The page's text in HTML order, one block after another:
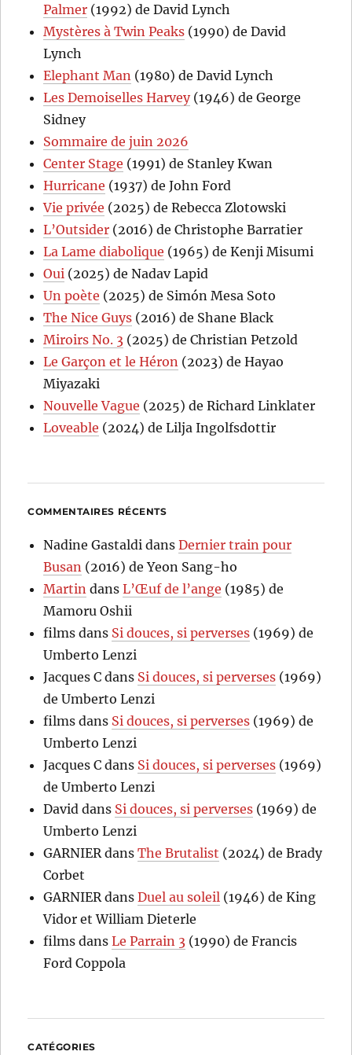
Palmer (1992) de David Lynch
Mystères à Twin Peaks (1990) de David
Lynch
Elephant Man (1980) de David Lynch
Les Demoiselles Harvey(1946) de George
Sidney
Sommaire de juin 2026
Center Stage (1991) de Stanley Kwan
Hurricane (1937) de John Ford
Vie privée (2025) de Rebecca Zlotowski
L’Outsider (2016) de Christophe Barratier
La Lame diabolique (1965) de Kenji Misumi
Oui (2025) de Nadav Lapid
Un poète (2025) de Simón Mesa Soto
The Nice Guys (2016) de Shane Black
Miroirs No. 3 (2025) de Christian Petzold
Le Garçon et le Héron (2023) de Hayao
Miyazaki
Nouvelle Vague (2025) de Richard Linklater
Loveable (2024) de Lilja Ingolfsdottir
COMMENTAIRES RÉCENTS
Nadine Gastaldi dansDernier train pour
Busan (2016) de Yeon Sang-ho
Martin dansL’Œuf de l’ange (1985) de
Mamoru Oshii
films dans Si douces, si perverses (1969) de
Umberto Lenzi
Jacques C dans Si douces, si perverses (1969)
de Umberto Lenzi
films dans Si douces, si perverses (1969) de
Umberto Lenzi
Jacques C dans Si douces, si perverses (1969)
de Umberto Lenzi
David dans Si douces, si perverses (1969) de
Umberto Lenzi
GARNIER dansThe Brutalist (2024) de Brady
Corbet
GARNIER dansDuel au soleil (1946) de King
Vidor et William Dieterle
films dansLe Parrain 3 (1990) de Francis
Ford Coppola
CATÉGORIES